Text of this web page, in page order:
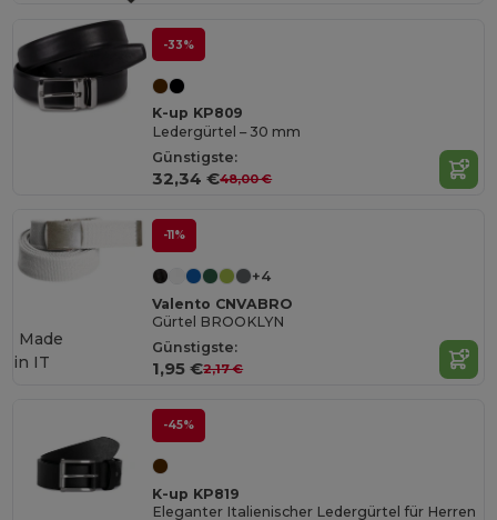
-33%
K-up KP809
Ledergürtel – 30 mm
Günstigste:
32,34 €48,00 €
-11%
+4
Valento CNVABRO
Gürtel BROOKLYN
Günstigste:
1,95 €2,17 €
Made
in IT
-45%
K-up KP819
Eleganter Italienischer Ledergürtel für Herren